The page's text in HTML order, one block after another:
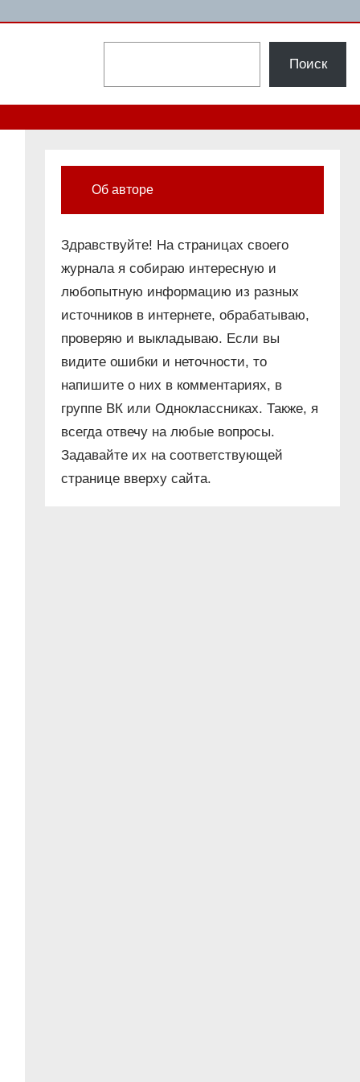
Поиск
Об авторе
Здравствуйте! На страницах своего
журнала я собираю интересную и
любопытную информацию из разных
источников в интернете, обрабатываю,
проверяю и выкладываю. Если вы
видите ошибки и неточности, то
напишите о них в комментариях, в
группе ВК или Одноклассниках. Также, я
всегда отвечу на любые вопросы.
Задавайте их на соответствующей
странице вверху сайта.